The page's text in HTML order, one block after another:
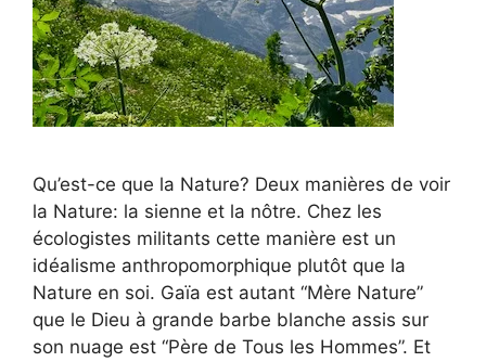
Qu’est-ce que la Nature? Deux manières de voir
la Nature: la sienne et la nôtre. Chez les
écologistes militants cette manière est un
idéalisme anthropomorphique plutôt que la
Nature en soi. Gaïa est autant “Mère Nature”
que le Dieu à grande barbe blanche assis sur
son nuage est “Père de Tous les Hommes”. Et